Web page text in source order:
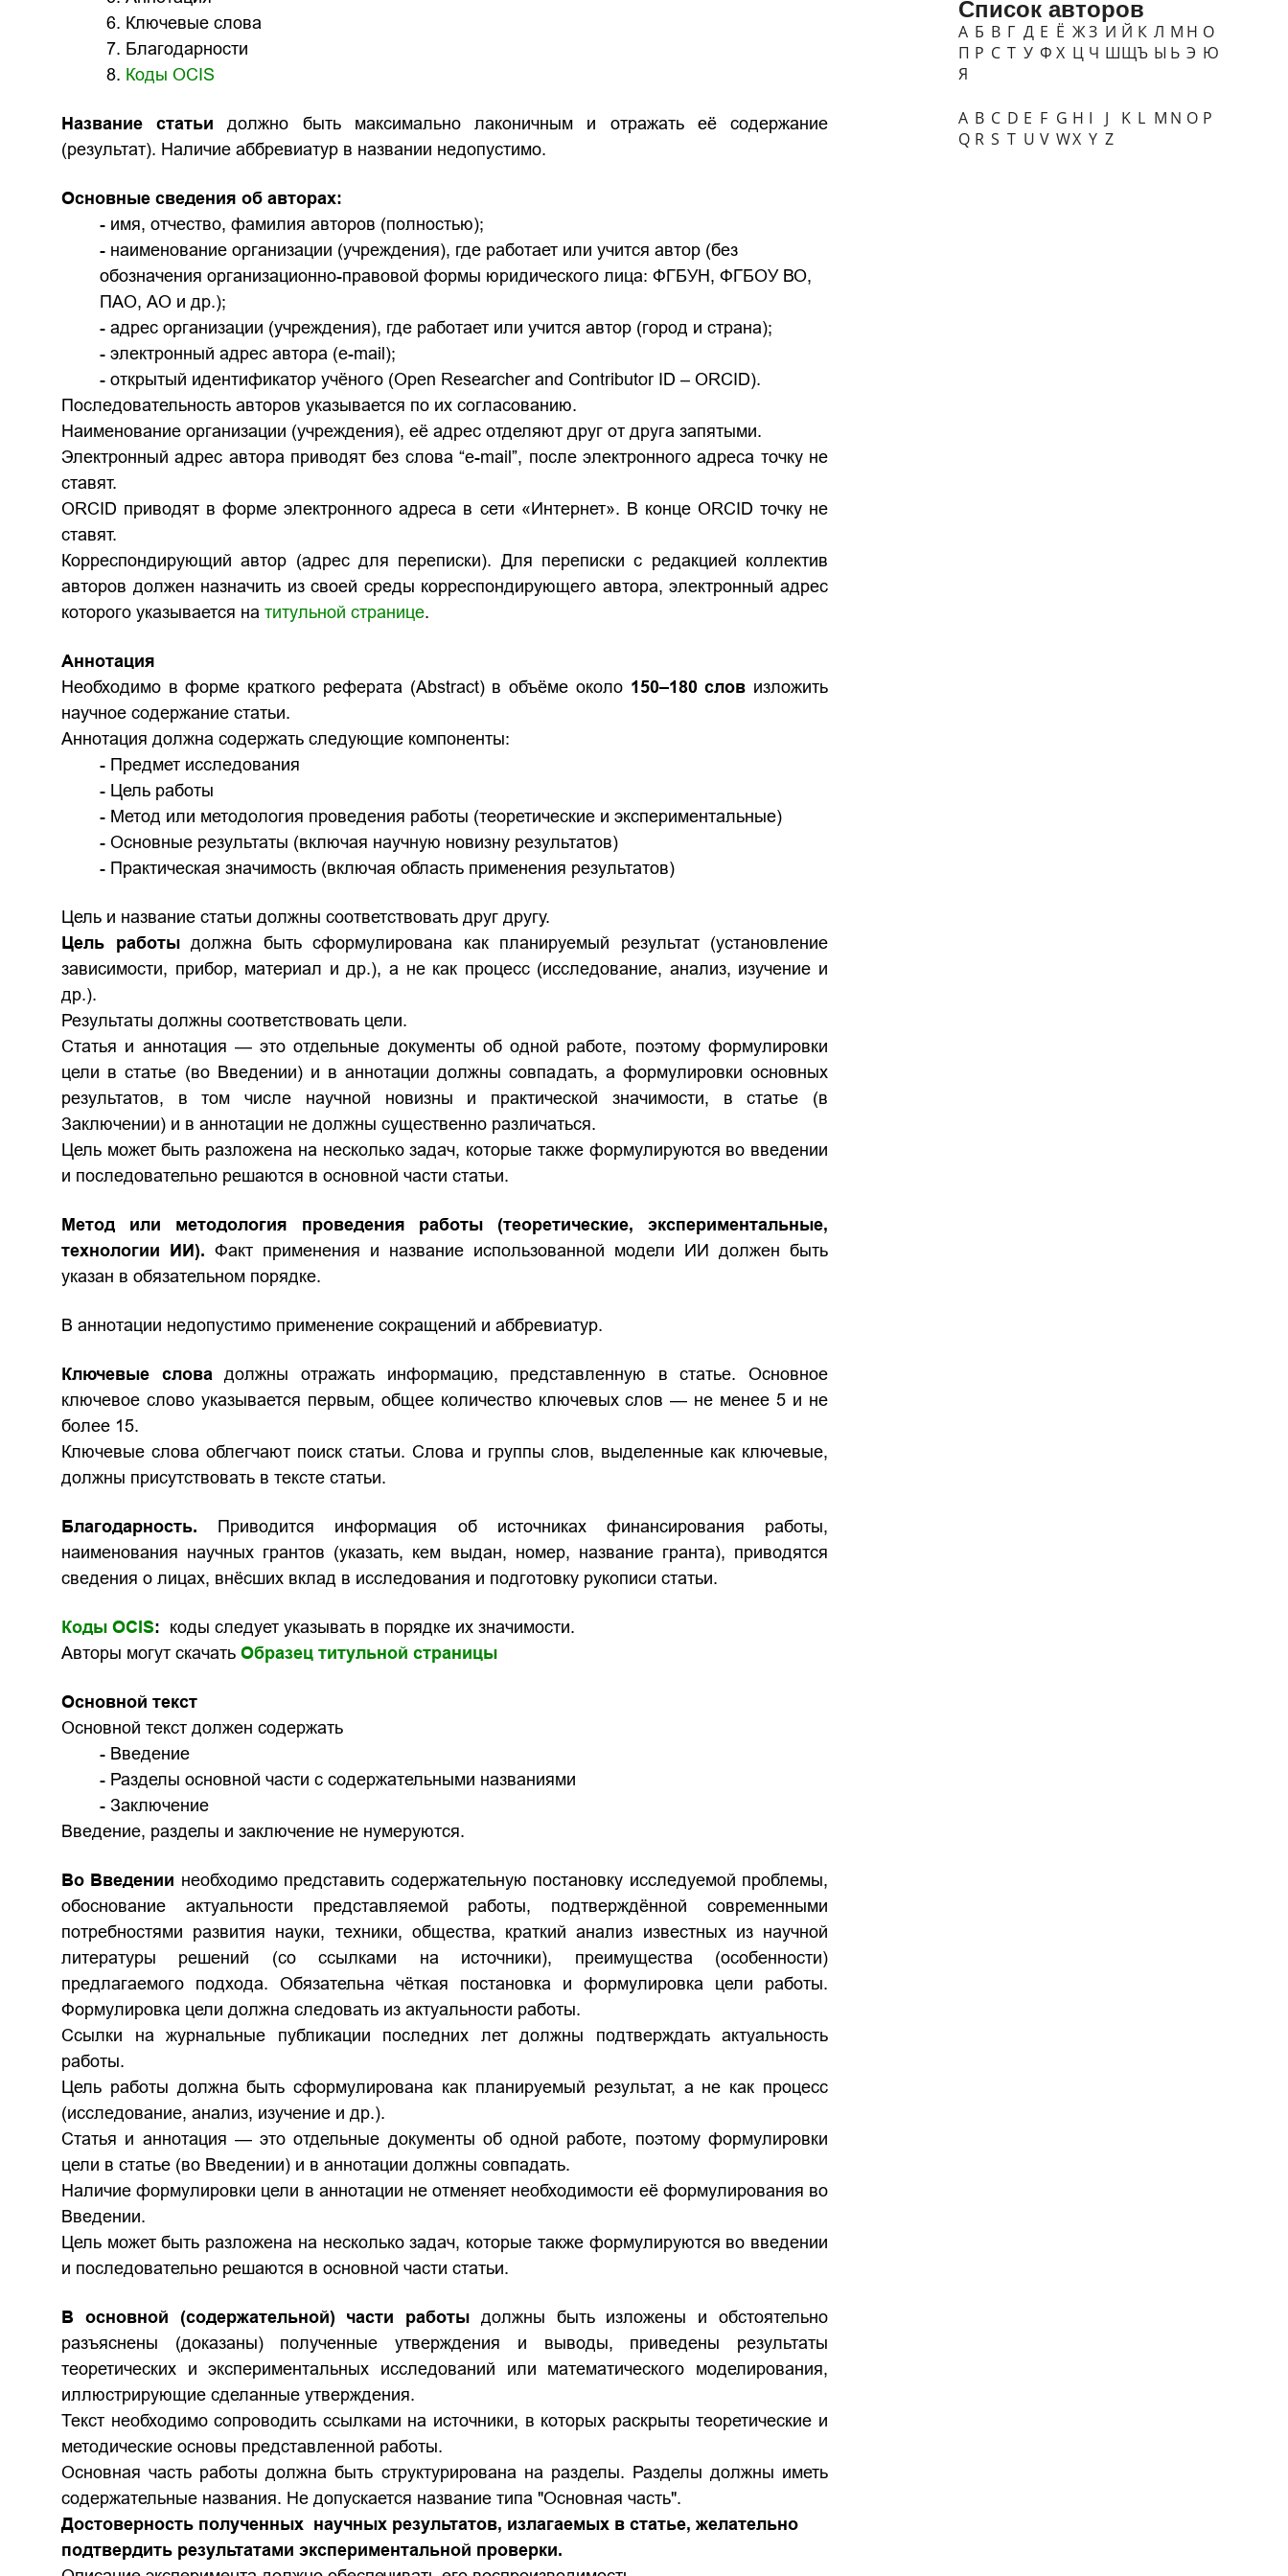
6. Ключевые слова
7. Благодарности
8. Коды OCIS
Название статьи
должно быть максимально лаконичным и отражать её содержание
(результат). Наличие аббревиатур в названии недопустимо.
Основные сведения об авторах:
- имя, отчество, фамилия авторов (полностью);
- наименование организации (учреждения), где работает или учится автор (без
обозначения организационно-правовой формы юридического лица: ФГБУН, ФГБОУ ВО,
ПАО, АО и др.);
- адрес организации (учреждения), где работает или учится автор (город и страна);
- электронный адрес автора (e-mail);
- открытый идентификатор учёного (Open Researcher and Contributor ID – ORCID).
Последовательность авторов указывается по их согласованию.
Наименование организации (учреждения), её адрес отделяют друг от друга запятыми.
Электронный адрес автора приводят без слова “e-mail”, после электронного адреса точку не
ставят.
ORCID приводят в форме электронного адреса в сети «Интернет». В конце ORCID точку не
ставят.
Корреспондирующий автор (адрес для переписки). Для переписки с редакцией коллектив
авторов должен назначить из своей среды корреспондирующего автора, электронный адрес
которого указывается на титульной странице.
Аннотация
Необходимо в форме краткого реферата (Abstract) в объёме около 150–180 слов изложить
научное содержание статьи.
Аннотация должна содержать следующие компоненты:
- Предмет исследования
- Цель работы
- Метод или методология проведения работы (теоретические и экспериментальные)
- Основные результаты (включая научную новизну результатов)
- Практическая значимость (включая область применения результатов)
Цель и название статьи должны соответствовать друг другу.
Цель работы должна быть сформулирована как планируемый результат (установление
зависимости, прибор, материал и др.), а не как процесс (исследование, анализ, изучение и
др.).
Результаты должны соответствовать цели.
Статья и аннотация — это отдельные документы об одной работе, поэтому формулировки
цели в статье (во Введении) и в аннотации должны совпадать, а формулировки основных
результатов, в том числе научной новизны и практической значимости, в статье (в
Заключении) и в аннотации не должны существенно различаться.
Цель может быть разложена на несколько задач, которые также формулируются во введении
и последовательно решаются в основной части статьи.
Метод или методология проведения работы (теоретические, экспериментальные,
технологии ИИ). Факт применения и название использованной модели ИИ должен быть
указан в обязательном порядке.
В аннотации недопустимо применение сокращений и аббревиатур.
Ключевые словадолжны отражать информацию, представленную в статье. Основное
ключевое слово указывается первым, общее количество ключевых слов — не менее 5 и не
более 15.
Ключевые слова облегчают поиск статьи. Слова и группы слов, выделенные как ключевые,
должны присутствовать в тексте статьи.
Благодарность.
Приводится информация об источниках финансирования работы,
наименования научных грантов (указать, кем выдан, номер, название гранта), приводятся
сведения о лицах, внёсших вклад в исследования и подготовку рукописи статьи.
Коды OCIS: коды следует указывать в порядке их значимости.
Авторы могут скачать Образец титульной страницы
Основной текст
Основной текст должен содержать
- Введение
- Разделы основной части с содержательными названиями
- Заключение
Введение, разделы и заключение не нумеруются.
Во Введении необходимо представить содержательную постановку исследуемой проблемы,
обоснование актуальности представляемой работы, подтверждённой современными
потребностями развития науки, техники, общества, краткий анализ известных из научной
литературы решений (со ссылками на источники), преимущества (особенности)
предлагаемого подхода. Обязательна чёткая постановка и формулировка цели работы.
Формулировка цели должна следовать из актуальности работы.
Ссылки на журнальные публикации последних лет должны подтверждать актуальность
работы.
Цель работы должна быть сформулирована как планируемый результат, а не как процесс
(исследование, анализ, изучение и др.).
Статья и аннотация — это отдельные документы об одной работе, поэтому формулировки
цели в статье (во Введении) и в аннотации должны совпадать.
Наличие формулировки цели в аннотации не отменяет необходимости её формулирования во
Введении.
Цель может быть разложена на несколько задач, которые также формулируются во введении
и последовательно решаются в основной части статьи.
В основной (содержательной) части работы должны быть изложены и обстоятельно
разъяснены (доказаны) полученные утверждения и выводы, приведены результаты
теоретических и экспериментальных исследований или математического моделирования,
иллюстрирующие сделанные утверждения.
Текст необходимо сопроводить ссылками на источники, в которых раскрыты теоретические и
методические основы представленной работы.
Основная часть работы должна быть структурирована на разделы. Разделы должны иметь
содержательные названия. Не допускается название типа "Основная часть".
Достоверность полученных научных результатов, излагаемых в статье, желательно
подтвердить результатами экспериментальной проверки.
Список авторов
А Б В Г Д Е Ё ЖЗ И Й К Л М Н О
П Р С Т У Ф Х Ц Ч ШЩЪ Ы Ь Э Ю
Я
A B C D E F G H I J K L M N O P
Q R S T U V WX Y Z